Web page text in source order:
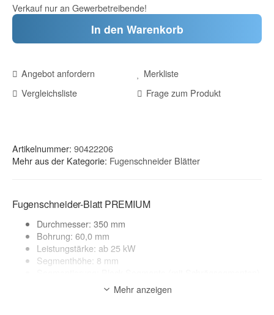
Verkauf nur an Gewerbetreibende!
In den Warenkorb
Angebot anfordern
Merkliste
Vergleichsliste
Frage zum Produkt
Artikelnummer: 90422206
Mehr aus der Kategorie: Fugenschneider Blätter
Fugenschneider-Blatt PREMIUM
Durchmesser: 350 mm
Bohrung: 60,0 mm
Leistungstärke: ab 25 kW
Segmenthöhe: 8 mm
geeignete Maschinen: Elektro-, Benzin und
Dieselfugenschneider
Mehr anzeigen